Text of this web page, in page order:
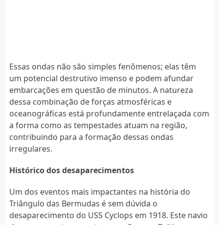
Essas ondas não são simples fenômenos; elas têm
um potencial destrutivo imenso e podem afundar
embarcações em questão de minutos. A natureza
dessa combinação de forças atmosféricas e
oceanográficas está profundamente entrelaçada com
a forma como as tempestades atuam na região,
contribuindo para a formação dessas ondas
irregulares.
Histórico dos desaparecimentos
Um dos eventos mais impactantes na história do
Triângulo das Bermudas é sem dúvida o
desaparecimento do USS Cyclops em 1918. Este navio